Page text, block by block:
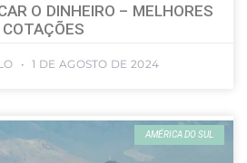
O DINHEIRO – MELHORES
COTAÇÕES
1 DE AGOSTO DE 2024
AMÉRICA DO SUL